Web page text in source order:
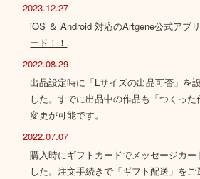
2023.12.27
iOS ＆ Android 対応のArtgene公式アプ
ード！！
2022.08.29
出品設定時に「Lサイズの出品可否」を
した。すでに出品中の作品も「つくっ
変更が可能です。
2022.07.07
購入時にギフトカードでメッセージカー
した。注文手続きで「ギフト配送」をご